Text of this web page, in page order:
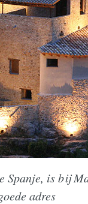
Spanje, is bij
adres